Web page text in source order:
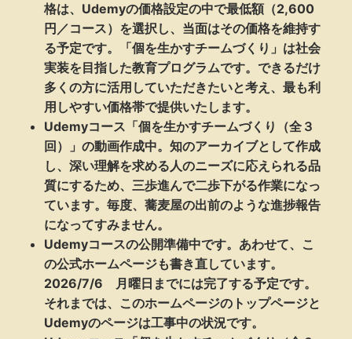
格は、Udemyの価格設定の中で最低額（2,600
円／コース）を選択し、当面はその価格を維持す
る予定です。「個を生かすチームづくり」は社会
実装を目指した教育プログラムです。できるだけ
多くの方に活用していただきたいと考え、最も利
用しやすい価格帯で提供いたします。
Udemyコース「個を生かすチームづくり（全３
回）」の動画作成中。知のアーカイブとして作成
し、深い理解を求める人のニーズに応えられる品
質にするため、三歩進んで二歩下がる作業になっ
ています。毎度、蕎麦屋の出前のような進捗報告
になってすみません。
Udemyコースの公開準備中です。あわせて、こ
の公式ホームページも書き直しています。
2026/7/6 月曜日までには完了する予定です。
それまでは、このホームページのトップページと
Udemyのページは工事中の状況です。